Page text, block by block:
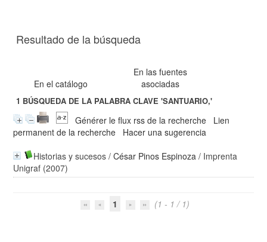
Resultado de la búsqueda
En el catálogo
En las fuentes
asociadas
1 BÚSQUEDA DE LA PALABRA CLAVE'SANTUARIO,'
Générer le flux rss de la recherche
Lien
permanent de la recherche
Hacer una sugerencia
Historias y sucesos /César Pinos Espinoza / Imprenta
Unigraf (2007)
1 (1 - 1 / 1)